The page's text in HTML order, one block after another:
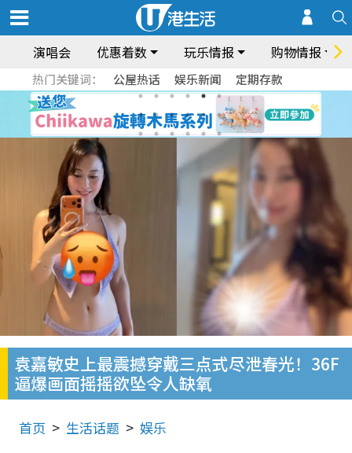
演唱会 优惠着数 玩乐情报 购物情报
热门关键词： 公屋热话 娱乐新闻 定期存款
袁嘉敏史上最震撼穿戴三点式尽泄春光！36F
逼爆画面摇摇欲坠令人缺氧
首页 生活话题 娱乐